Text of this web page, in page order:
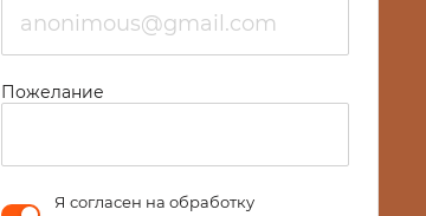
Пожелание
Я согласен на обработку